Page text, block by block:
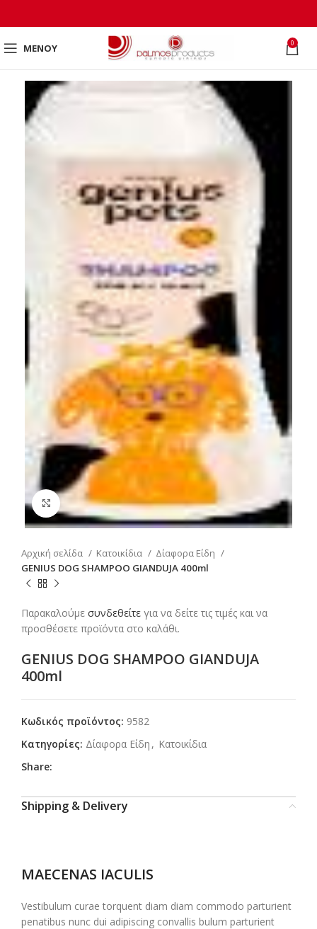
ΜΕΝΟΎ 0
Click to enlarge
Αρχική σελίδα Κατοικίδια
Δίαφορα Είδη
GENIUS DOG SHAMPOO GIANDUJA 400ml
Παρακαλούμε συνδεθείτε για να δείτε τις τιμές και να
προσθέσετε προϊόντα στο καλάθι.
GENIUS DOG SHAMPOO GIANDUJA
400ml
Κωδικός προϊόντος: 9582
Κατηγορίες: Δίαφορα Είδη , Κατοικίδια
Share:
Shipping & Delivery
MAECENAS IACULIS
Vestibulum curae torquent diam diam commodo parturient
penatibus nunc dui adipiscing convallis bulum parturient